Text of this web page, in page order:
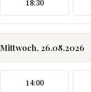
18:30
Mittwoch, 26.08.2026
14:00